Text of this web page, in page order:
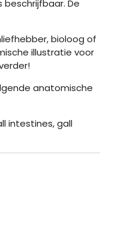
De
bioloog of
illustratie voor
anatomische
intestines, gall